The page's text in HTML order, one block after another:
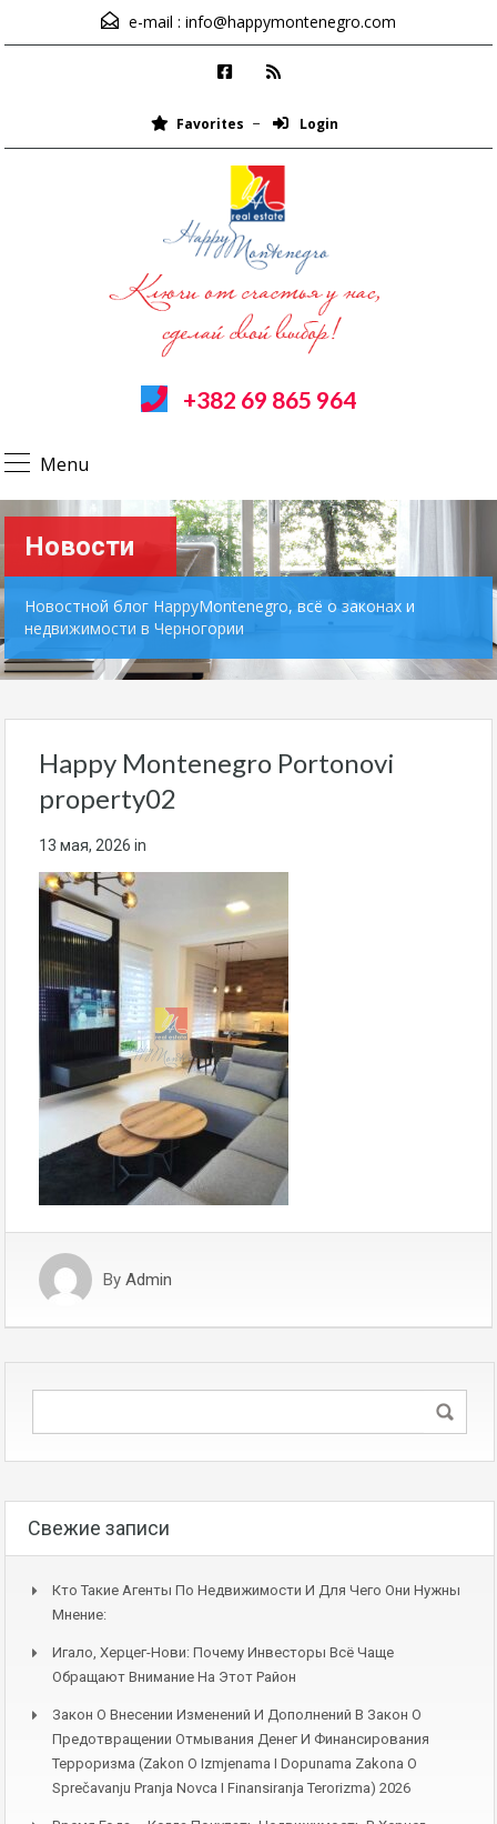
e-mail : info@happymontenegro.com
Favorites Login
+382 69 865 964
Menu
Новости
Новостной блог HappyMontenegro, всё о законах и
недвижимости в Черногории
Happy Montenegro Portonovi
property02
13 мая, 2026 in
By Admin
Свежие записи
Кто Такие Агенты По Недвижимости И Для Чего Они Нужны
Мнение:
Игало, Херцег-Нови: Почему Инвесторы Всё Чаще
Обращают Внимание На Этот Район
Закон О Внесении Изменений И Дополнений В Закон О
Предотвращении Отмывания Денег И Финансирования
Терроризма (Zakon O Izmjenama I Dopunama Zakona O
Sprečavanju Pranja Novca I Finansiranja Terorizma) 2026